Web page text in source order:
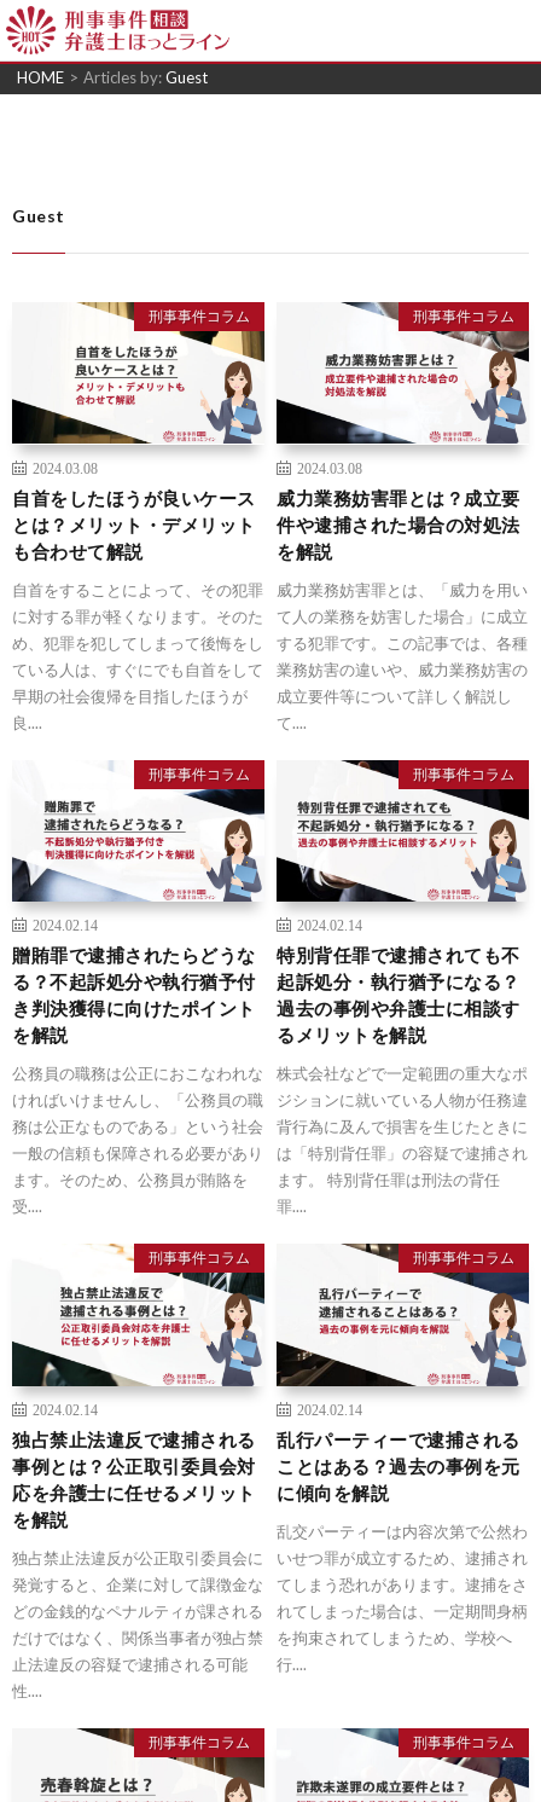
HOME > Articles by:Guest
Guest
刑事事件コラム
2024.03.08
自首をしたほうが良いケース
とは？メリット・デメリット
も合わせて解説
自首をすることによって、その犯罪
に対する罪が軽くなります。そのた
め、犯罪を犯してしまって後悔をし
ている人は、すぐにでも自首をして
早期の社会復帰を目指したほうが
良....
刑事事件コラム
2024.03.08
威力業務妨害罪とは？成立要
件や逮捕された場合の対処法
を解説
威力業務妨害罪とは、「威力を用い
て人の業務を妨害した場合」に成立
する犯罪です。この記事では、各種
業務妨害の違いや、威力業務妨害の
成立要件等について詳しく解説し
て....
刑事事件コラム
2024.02.14
贈賄罪で逮捕されたらどうな
る？不起訴処分や執行猶予付
き判決獲得に向けたポイント
を解説
公務員の職務は公正におこなわれな
ければいけませんし、「公務員の職
務は公正なものである」という社会
一般の信頼も保障される必要があり
ます。そのため、公務員が賄賂を
受....
刑事事件コラム
2024.02.14
特別背任罪で逮捕されても不
起訴処分・執行猶予になる？
過去の事例や弁護士に相談す
るメリットを解説
株式会社などで一定範囲の重大なポ
ジションに就いている人物が任務違
背行為に及んで損害を生じたときに
は「特別背任罪」の容疑で逮捕され
ます。 特別背任罪は刑法の背任
罪....
刑事事件コラム
2024.02.14
独占禁止法違反で逮捕される
事例とは？公正取引委員会対
応を弁護士に任せるメリット
を解説
独占禁止法違反が公正取引委員会に
発覚すると、企業に対して課徴金な
どの金銭的なペナルティが課される
だけではなく、関係当事者が独占禁
止法違反の容疑で逮捕される可能
性....
刑事事件コラム
2024.02.14
乱行パーティーで逮捕される
ことはある？過去の事例を元
に傾向を解説
乱交パーティーは内容次第で公然わ
いせつ罪が成立するため、逮捕され
てしまう恐れがあります。逮捕をさ
れてしまった場合は、一定期間身柄
を拘束されてしまうため、学校へ
行....
刑事事件コラム 刑事事件コラム